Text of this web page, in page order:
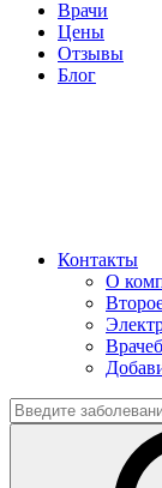
Врачи
Цены
Отзывы
Блог
Контакты
О